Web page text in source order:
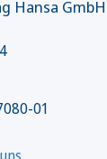
Hansa GmbH
01